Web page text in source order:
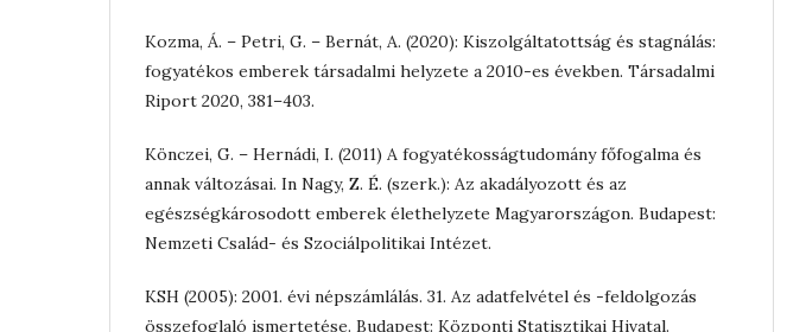
Kozma, Á. – Petri, G. – Bernát, A. (2020): Kiszolgáltatottság és stagnálás:
fogyatékos emberek társadalmi helyzete a 2010-es években. Társadalmi
Riport 2020, 381–403.
Könczei, G. – Hernádi, I. (2011) A fogyatékosságtudomány főfogalma és
annak változásai. In Nagy, Z. É. (szerk.): Az akadályozott és az
egészségkárosodott emberek élethelyzete Magyarországon. Budapest:
Nemzeti Család- és Szociálpolitikai Intézet.
KSH (2005): 2001. évi népszámlálás. 31. Az adatfelvétel és -feldolgozás
összefoglaló ismertetése. Budapest: Központi Statisztikai Hivatal.